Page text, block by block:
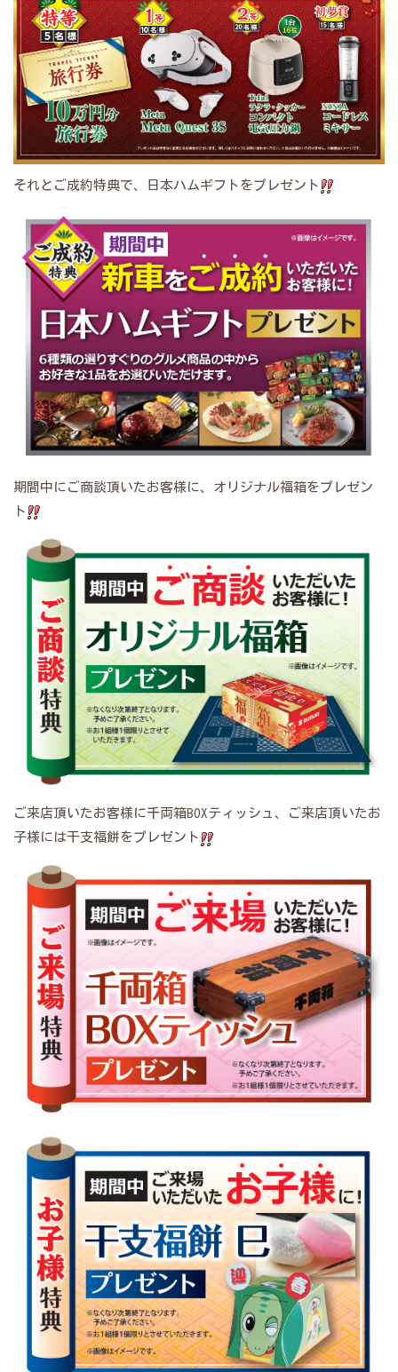
それとご成約特典で、日本ハムギフトをプレゼント
期間中にご商談頂いたお客様に、オリジナル福箱をプレゼン
ト
ご来店頂いたお客様に千両箱BOXティッシュ、ご来店頂いたお
子様には干支福餅をプレゼント